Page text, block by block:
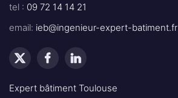
tel : 09 72 14 14 21
email: ieb@ingenieur-expert-batiment.fr
Expert bâtiment Toulouse